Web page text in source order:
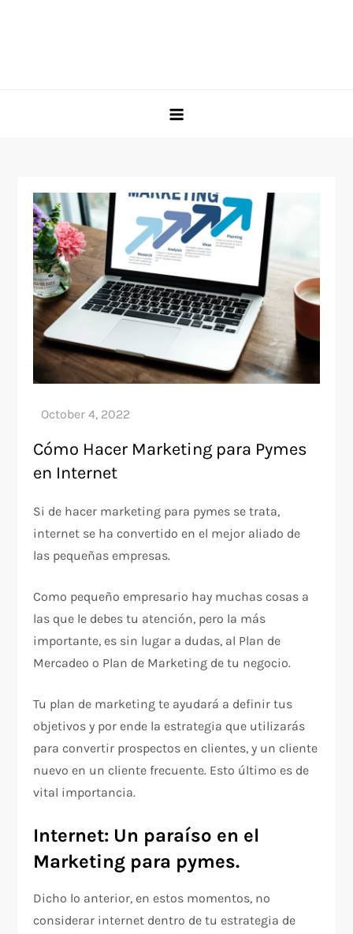
Cómo Hacer Marketing para Pymes
en Internet
Si de hacer marketing para pymes se trata,
internet se ha convertido en el mejor aliado de
las pequeñas empresas.
Como pequeño empresario hay muchas cosas a
las que le debes tu atención, pero la más
importante, es sin lugar a dudas, al Plan de
Mercadeo o Plan de Marketing de tu negocio.
Tu plan de marketing te ayudará a definir tus
objetivos y por ende la estrategia que utilizarás
para convertir prospectos en clientes, y un cliente
nuevo en un cliente frecuente. Esto último es de
vital importancia.
Internet: Un paraíso en el
Marketing para pymes.
Dicho lo anterior, en estos momentos, no
considerar internet dentro de tu estrategia de